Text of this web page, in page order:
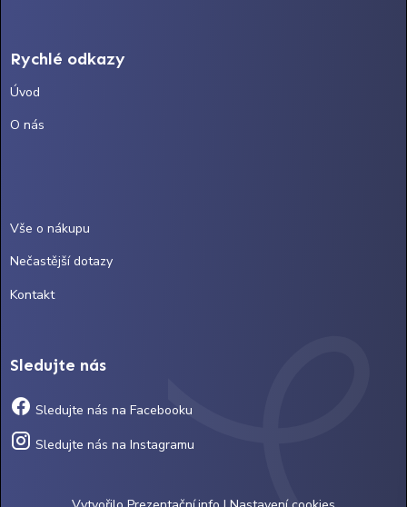
Rychlé odkazy
Úvod
O nás
Vše o nákupu
Nečastější dotazy
Kontakt
Sledujte nás
Sledujte nás na Facebooku
Sledujte nás na Instagramu